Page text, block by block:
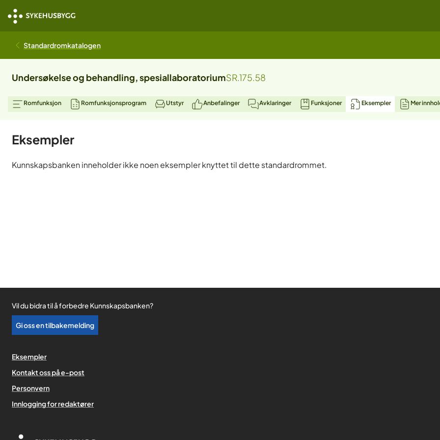
Standardromkatalogen
Undersøkelse og behandling, spesiallaboratoriumSR.175.58
Romfunksjon Romfunksjonsprogram Utstyr Anbefalinger Avklaringer Funksjoner Eksempler Mer
Eksempler
Kunnskapsbanken inneholder ikke noen eksempler knyttet til dette standardrommet.
Vil du bidra til å forbedre Kunnskapsbanken?
Gi oss en tilbakemelding
Eksempler
Kontakt oss på e-post
Personvern
Innlogging for redaktører